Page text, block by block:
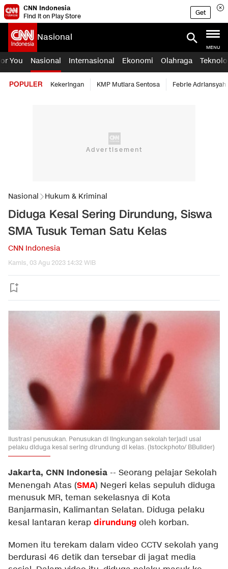
CNN Indonesia
Find it on Play Store
Get
Nasional
MENU
You Nasional Internasional Ekonomi Olahraga
POPULER Kekeringan KMP Mutiara Sentosa Febrie Adriansyah
Nasional Hukum & Kriminal
Diduga Kesal Sering Dirundung, Siswa
SMA Tusuk Teman Satu Kelas
CNN Indonesia
Kamis, 03 Agu 2023 14:32 WIB
Ilustrasi penusukan. Penusukan di lingkungan sekolah terjadi usai
pelaku diduga kesal sering dirundung di kelas. (Istockphoto/ BBuilder)
Jakarta, CNN Indonesia -- Seorang pelajar Sekolah
Menengah Atas (SMA) Negeri kelas sepuluh diduga
menusuk MR, teman sekelasnya di Kota
Banjarmasin, Kalimantan Selatan. Diduga pelaku
kesal lantaran kerap dirundung oleh korban.
Momen itu terekam dalam video CCTV sekolah yang
berdurasi 46 detik dan tersebar di jagat media